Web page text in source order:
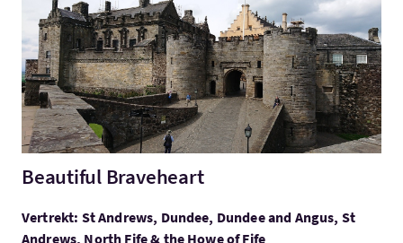
Beautiful Braveheart
Vertrekt: St Andrews, Dundee, Dundee and Angus, St
Andrews, North Fife & the Howe of Fife